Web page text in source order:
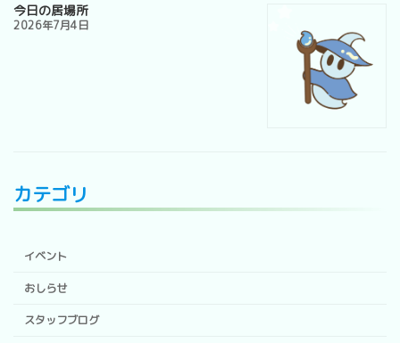
今日の居場所
2026年7月4日
カテゴリ
イベント
おしらせ
スタッフブログ